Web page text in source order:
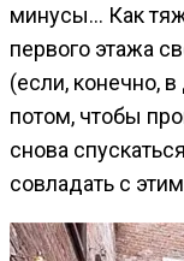
минусы… Как
первого этажа
(если, конечно,
потом, чтобы
снова
совладать с